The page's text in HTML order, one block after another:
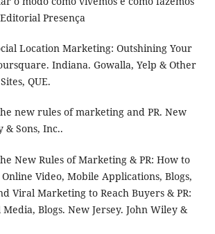
Presença
Location Marketing: Outshining Your
Indiana. Gowalla, Yelp & Other
QUE.
new rules of marketing and PR. New
& Sons, Inc..
New Rules of Marketing & PR: How to
Video, Mobile Applications, Blogs,
Viral Marketing to Reach Buyers & PR:
Media, Blogs. New Jersey. John Wiley &